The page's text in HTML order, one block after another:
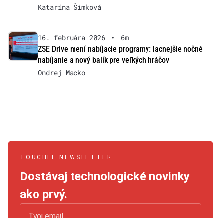
Katarína Šimková
16. februára 2026 •
6m
ZSE Drive mení nabíjacie programy: lacnejšie nočné
nabíjanie a nový balík pre veľkých hráčov
Ondrej Macko
TOUCHIT NEWSLETTER
Dostávaj technologické novinky
ako prvý.